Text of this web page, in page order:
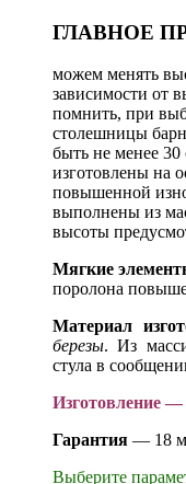
ГЛАВНОЕ
можем менять
зависимости от
помнить, при
столешницы
быть не менее 30
изготовлены на
повышенной
выполнены из
высоты
Мягкие
поролона
Материал
березы. Из
стула в
Изготовление —
Гарантия — 18
Выберите